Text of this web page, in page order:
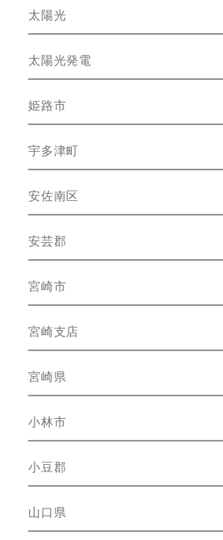
太陽光
太陽光発電
姫路市
宇多津町
安佐南区
安芸郡
宮崎市
宮崎支店
宮崎県
小林市
小豆郡
山口県